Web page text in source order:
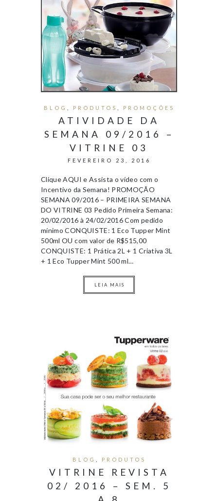
BLOG PRODUTOS PROMOÇÕES
ATIVIDADE DA
SEMANA 09/2016 –
VITRINE 03
FEVEREIRO 23, 2016
Clique AQUI e Assista o vídeo com o
Incentivo da Semana! PROMOÇÃO
SEMANA 09/2016 – PRIMEIRA SEMANA
DO VITRINE 03 Pedido Primeira Semana:
20/02/2016 à 24/02/2016 Com pedido
mínimo CONQUISTE: 1 Eco Tupper Mint
500ml OU com valor de R$515,00
CONQUISTE: 1 Prática 2L + 1 Criativa 3L
+ 1 Eco Tupper Mint 500 ml…
LEIA MAIS
BLOG PRODUTOS
VITRINE REVISTA
02/ 2016 – SEM. 5